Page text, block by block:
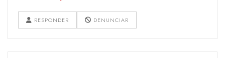
RESPONDER DENUNCIAR